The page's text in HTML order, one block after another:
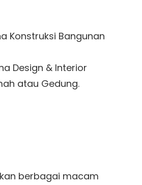
Konstruksi Bangunan
Design & Interior
atau Gedung.
berbagai macam